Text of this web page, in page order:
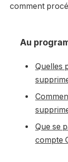
comment
Au
Quelles
Que se
compte